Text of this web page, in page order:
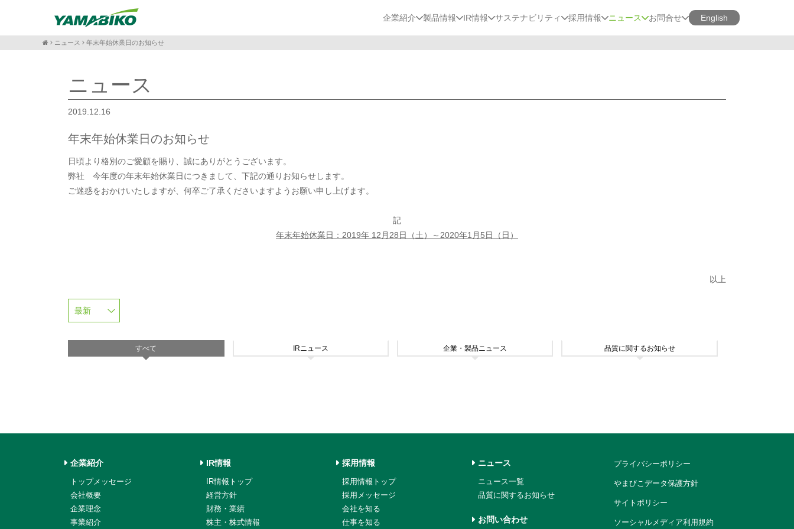
企業紹介 製品情報 IR情報 サステナビリティ 採用情報 ニュース お問合せ English
ニュース 年末年始休業日のお知らせ
ニュース
2019.12.16
年末年始休業日のお知らせ
日頃より格別のご愛顧を賜り、誠にありがとうございます。
弊社 今年度の年末年始休業日につきまして、下記の通りお知らせします。
ご迷惑をおかけいたしますが、何卒ご了承くださいますようお願い申し上げます。
記
年末年始休業日：2019年 12月28日（土）～2020年1月5日（日）
以上
すべて IRニュース 企業・製品ニュース 品質に関するお知らせ
企業紹介
トップメッセージ
会社概要
企業理念
事業紹介
IR情報
IR情報トップ
経営方針
財務・業績
株主・株式情報
採用情報
採用情報トップ
採用メッセージ
会社を知る
仕事を知る
ニュース
ニュース一覧
品質に関するお知らせ
お問い合わせ
プライバシーポリシー
やまびこデータ保護方針
サイトポリシー
ソーシャルメディア利用規約